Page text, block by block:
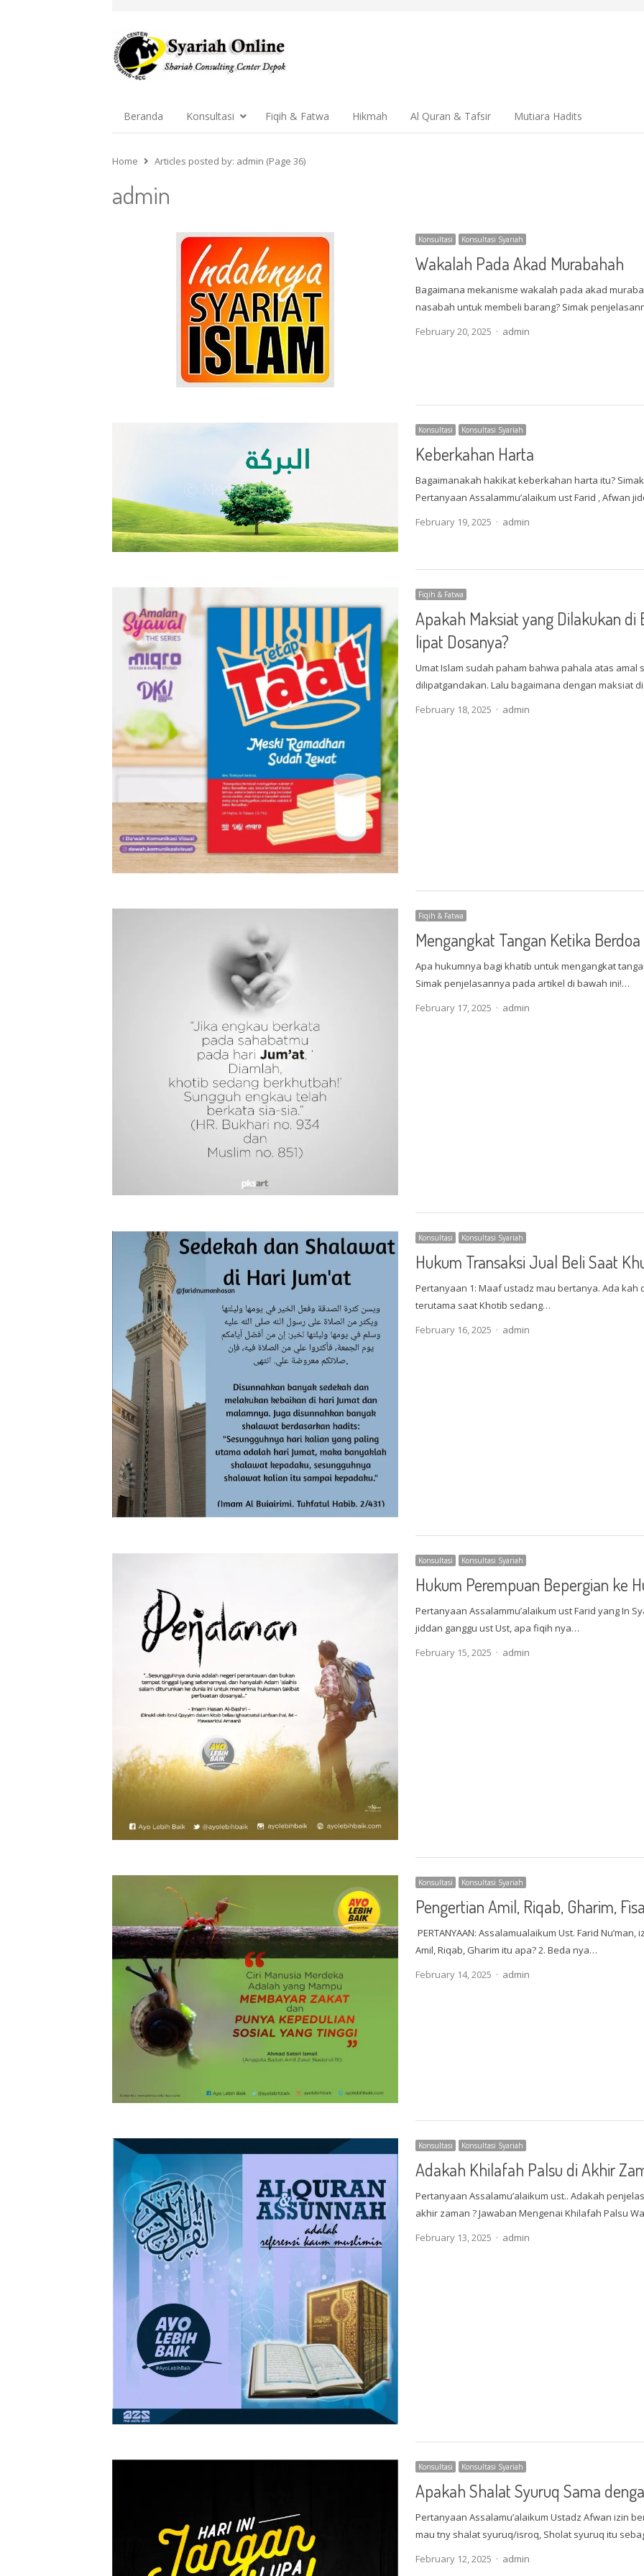
Beranda Konsultasi Fiqih & Fatwa Hikmah Al Quran & Tafsir Mutiara Hadits
Home Articles posted by: admin (Page 36)
admin
Konsultasi Konsultasi Syariah
Wakalah Pada Akad Murabahah
Bagaimana mekanisme wakalah pada akad
nasabah untuk membeli barang? Simak
February 20, 2025
Author
admin
Konsultasi Konsultasi Syariah
Keberkahan Harta
Bagaimanakah hakikat keberkahan harta itu?
Pertanyaan Assalammu’alaikum ust Farid , Afwan
February 19, 2025
Author
admin
Fiqih & Fatwa
Apakah Maksiat yang Dilakukan
lipat Dosanya?
Umat Islam sudah paham bahwa pahala atas
dilipatgandakan. Lalu bagaimana dengan maksiat
February 18, 2025
Author
admin
Fiqih & Fatwa
Mengangkat Tangan Ketika
Apa hukumnya bagi khatib untuk mengangkat
Simak penjelasannya pada artikel di bawah ini!…
February 17, 2025
Author
admin
Konsultasi Konsultasi Syariah
Hukum Transaksi Jual Beli Saat
Pertanyaan 1: Maaf ustadz mau bertanya. Ada kah
terutama saat Khotib sedang…
February 16, 2025
Author
admin
Konsultasi Konsultasi Syariah
Hukum Perempuan Bepergian ke
Pertanyaan Assalammu’alaikum ust Farid yang In
jiddan ganggu ust Ust, apa fiqih nya…
February 15, 2025
Author
admin
Konsultasi Konsultasi Syariah
Pengertian Amil, Riqab, Gharim,
PERTANYAAN: Assalamualaikum Ust. Farid
Amil, Riqab, Gharim itu apa? 2. Beda nya…
February 14, 2025
Author
admin
Konsultasi Konsultasi Syariah
Adakah Khilafah Palsu di Akhir
Pertanyaan Assalamu’alaikum ust.. Adakah
akhir zaman ? Jawaban Mengenai Khilafah Palsu
February 13, 2025
Author
admin
Konsultasi Konsultasi Syariah
Apakah Shalat Syuruq Sama
Pertanyaan Assalamu’alaikum Ustadz Afwan izin
mau tny shalat syuruq/isroq, Sholat syuruq itu
February 12, 2025
Author
admin